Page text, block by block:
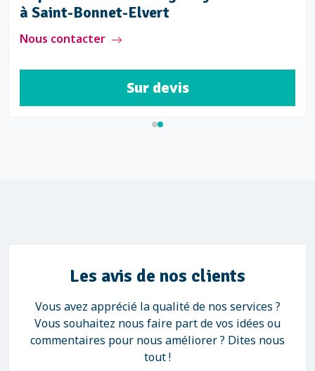
Elvert
Les avis de nos clients
Vous avez apprécié la qualité de nos services ?
Vous souhaitez nous faire part de vos idées ou
commentaires pour nous améliorer ? Dites nous
tout !